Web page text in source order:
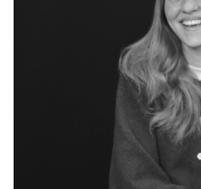
0941